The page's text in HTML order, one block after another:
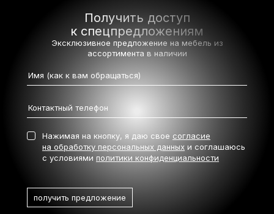
Получить доступ
к спецпредложениям
Эксклюзивное предложение на мебель из
ассортимента в наличии
Нажимая на кнопку, я даю свое согласие
на обработку персональных данных и соглашаюсь
с условиями политики конфиденциальности